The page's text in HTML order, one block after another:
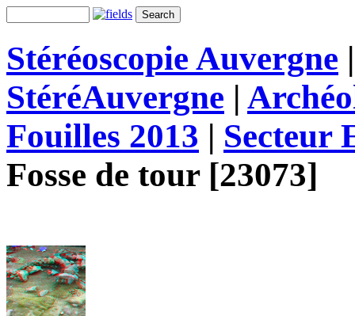
Stéréoscopie Auvergne
StéréAuvergne |
Fouilles 2013 | Secteur
Fosse de tour [23073]